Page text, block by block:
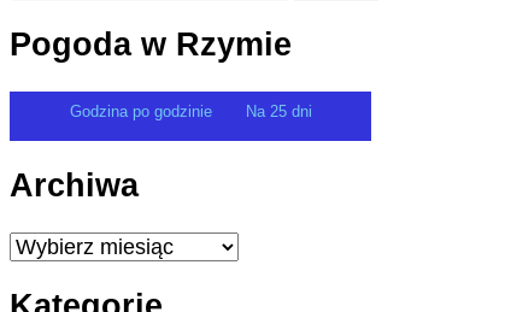
Pogoda w Rzymie
Godzina po godzinie Na 25 dni
Archiwa
Archiwa